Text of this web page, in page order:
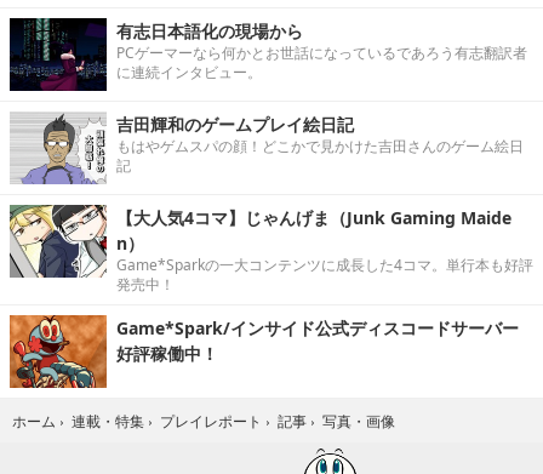
有志日本語化の現場から
PCゲーマーなら何かとお世話になっているであろう有志翻訳者
に連続インタビュー。
吉田輝和のゲームプレイ絵日記
もはやゲムスパの顔！どこかで見かけた吉田さんのゲーム絵日
記
【大人気4コマ】じゃんげま（Junk Gaming Maide
n）
Game*Sparkの一大コンテンツに成長した4コマ。単行本も好評
発売中！
Game*Spark/インサイド公式ディスコードサーバー
好評稼働中！
ホーム › 連載・特集 › プレイレポート › 記事 › 写真・画像